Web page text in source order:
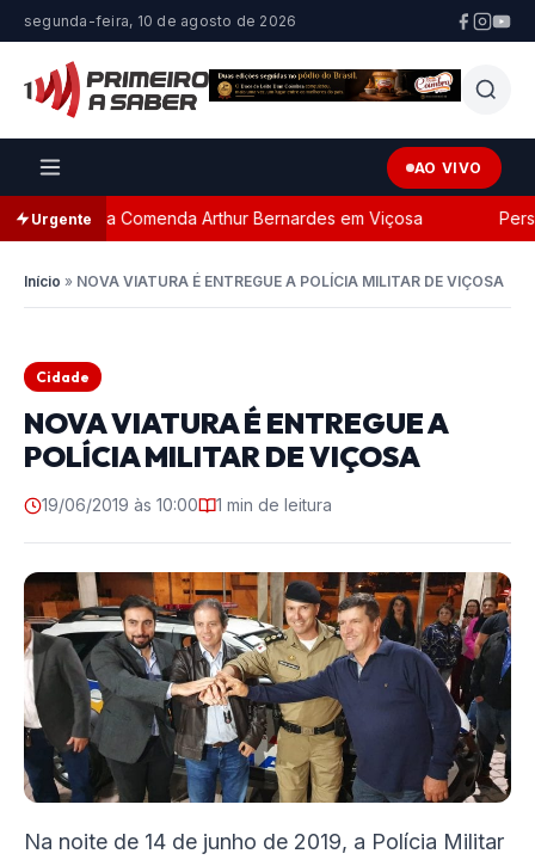
segunda-feira, 10 de agosto de 2026
AO VIVO
Urgente
com a Comenda Arthur Bernardes em Viçosa
Início » NOVA VIATURA É ENTREGUE A POLÍCIA MILITAR DE VIÇOSA
Cidade
NOVA VIATURA É ENTREGUE A
POLÍCIA MILITAR DE VIÇOSA
19/06/2019 às 10:00 1 min de leitura
Na noite de 14 de junho de 2019, a Polícia Militar